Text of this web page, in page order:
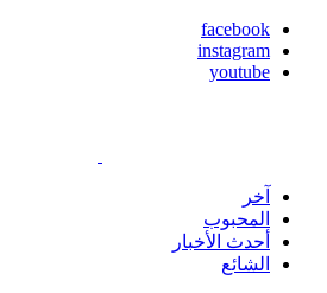
facebook
instagram
youtube
آخر
المحبوب
أحدث الأخبار
الشائع